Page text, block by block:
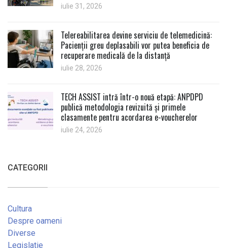
iulie 31, 2026
Telereabilitarea devine serviciu de telemedicină:
Pacienții greu deplasabili vor putea beneficia de
recuperare medicală de la distanță
iulie 28, 2026
TECH ASSIST intră într-o nouă etapă: ANPDPD
publică metodologia revizuită și primele
clasamente pentru acordarea e-voucherelor
iulie 24, 2026
CATEGORII
Cultura
Despre oameni
Diverse
Legislatie